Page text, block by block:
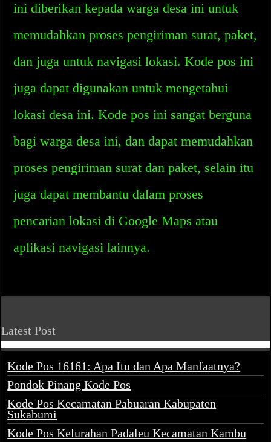
ini diberikan kepada warga desa ini untuk
memudahkan proses pengiriman surat, paket,
dan juga untuk navigasi lokasi. Kode pos ini
juga dapat digunakan untuk mengetahui
lokasi desa ini. Kode pos ini sangat berguna
bagi warga desa ini, dan dapat memudahkan
proses pengiriman surat dan paket, selain itu
juga dapat membantu dalam proses
pencarian lokasi di Google Maps atau
aplikasi navigasi lainnya.
Latest Post
Kode Pos 16161: Apa Itu dan Apa Manfaatnya?
Pondok Pinang Kode Pos
Kode Pos Kecamatan Pabuaran Kabupaten
Sukabumi
Kode Pos Kelurahan Padaleu Kecamatan Kambu